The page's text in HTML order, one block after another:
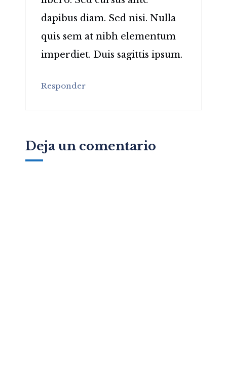
dapibus diam. Sed nisi. Nulla
quis sem at nibh elementum
imperdiet. Duis sagittis ipsum.
Responder
Deja un comentario